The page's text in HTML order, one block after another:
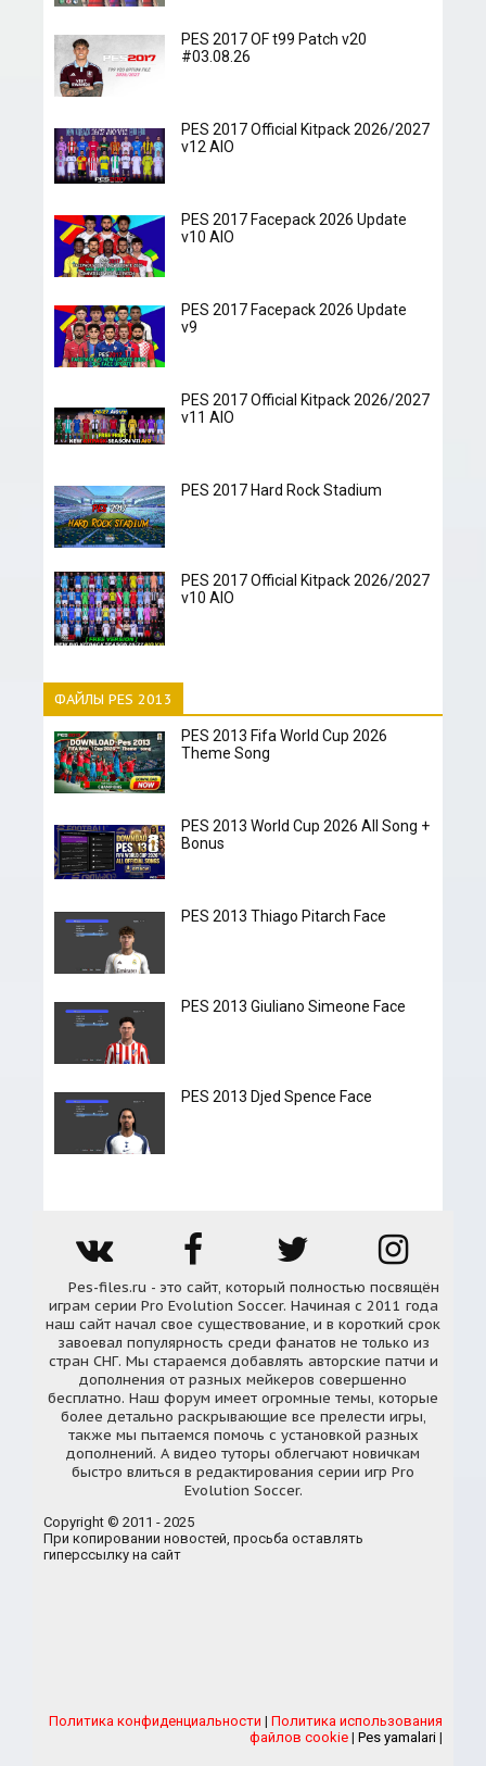
PES 2017 OF t99 Patch v20
#03.08.26
PES 2017 Official Kitpack 2026/2027
v12 AIO
PES 2017 Facepack 2026 Update
v10 AIO
PES 2017 Facepack 2026 Update
v9
PES 2017 Official Kitpack 2026/2027
v11 AIO
PES 2017 Hard Rock Stadium
PES 2017 Official Kitpack 2026/2027
v10 AIO
ФАЙЛЫ PES 2013
PES 2013 Fifa World Cup 2026
Theme Song
PES 2013 World Cup 2026 All Song +
Bonus
PES 2013 Thiago Pitarch Face
PES 2013 Giuliano Simeone Face
PES 2013 Djed Spence Face
Pes-files.ru - это сайт, который полностью посвящён
играм серии Pro Evolution Soccer. Начиная с 2011 года
наш сайт начал свое существование, и в короткий срок
завоевал популярность среди фанатов не только из
стран СНГ. Мы стараемся добавлять авторские патчи и
дополнения от разных мейкеров совершенно
бесплатно. Наш форум имеет огромные темы, которые
более детально раскрывающие все прелести игры,
также мы пытаемся помочь с установкой разных
дополнений. А видео туторы облегчают новичкам
быстро влиться в редактирования серии игр Pro
Evolution Soccer.
Copyright © 2011 - 2025
При копировании новостей, просьба оставлять
гиперссылку на сайт
Политика конфиденциальности | Политика использования
файлов cookie | Pes yamalari |